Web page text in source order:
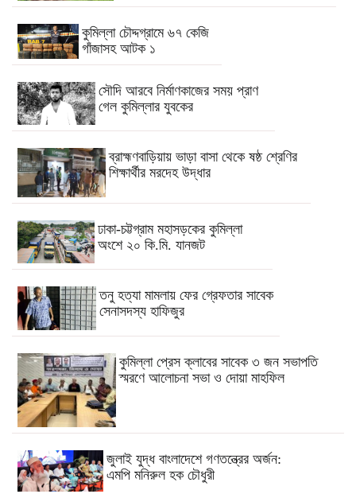
কুমিল্লা চৌদ্দগ্রামে ৬৭ কেজি
গাঁজাসহ আটক ১
সৌদি আরবে নির্মাণকাজের সময় প্রাণ
গেল কুমিল্লার যুবকের
ব্রাহ্মণবাড়িয়ায় ভাড়া বাসা থেকে ষষ্ঠ শ্রেণির
শিক্ষার্থীর মরদেহ উদ্ধার
ঢাকা-চট্টগ্রাম মহাসড়কের কুমিল্লা
অংশে ২০ কি.মি. যানজট
তনু হত্যা মামলায় ফের গ্রেফতার সাবেক
সেনাসদস্য হাফিজুর
কুমিল্লা প্রেস ক্লাবের সাবেক ৩ জন সভাপতি
স্মরণে আলোচনা সভা ও দোয়া মাহফিল
জুলাই যুদ্ধ বাংলাদেশে গণতন্ত্রের অর্জন:
এমপি মনিরুল হক চৌধুরী